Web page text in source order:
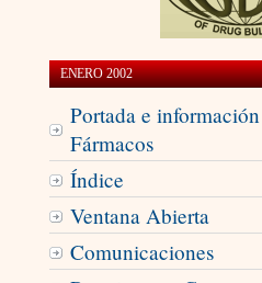
ENERO 2002
Portada e
Fármacos
Índice
Ventana Abierta
Comunicaciones